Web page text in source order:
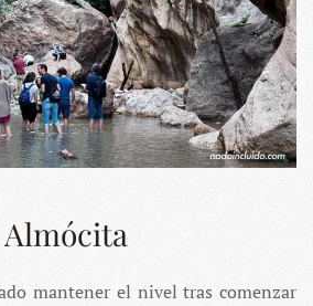
Almócita
mantener el nivel tras comenzar